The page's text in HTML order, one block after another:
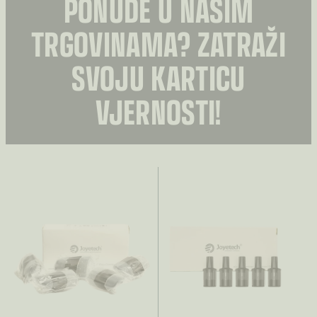
TRGOVINAMA? ZATRAŽI
SVOJU KARTICU
VJERNOSTI!